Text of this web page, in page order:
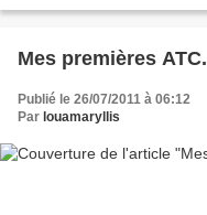
Mes premières ATC.
Publié le 26/07/2011 à 06:12
Par louamaryllis